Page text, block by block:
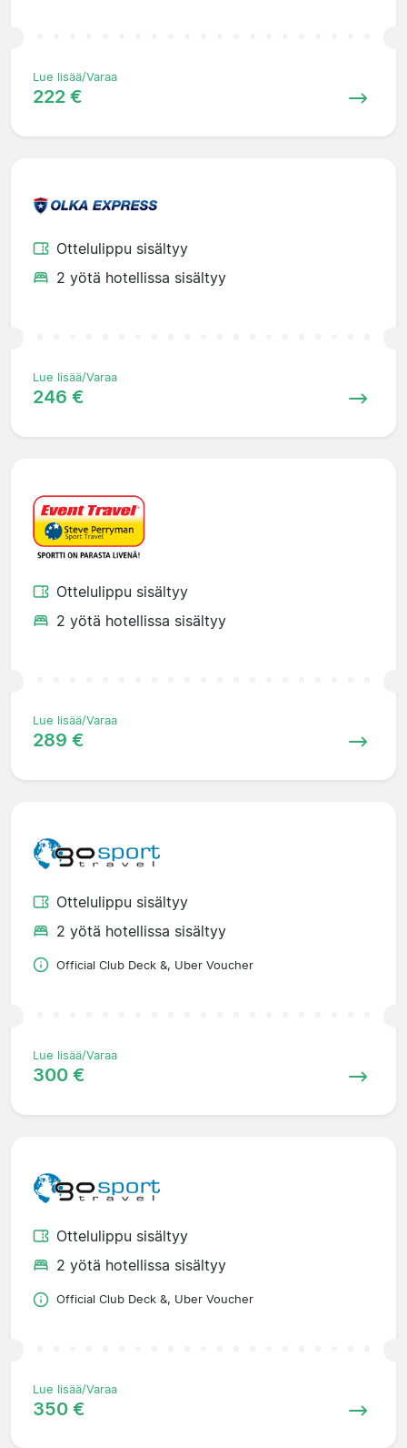
Lue lisää/Varaa
222 €
Ottelulippu sisältyy
2 yötä hotellissa sisältyy
Lue lisää/Varaa
246 €
Ottelulippu sisältyy
2 yötä hotellissa sisältyy
Lue lisää/Varaa
289 €
Ottelulippu sisältyy
2 yötä hotellissa sisältyy
Official Club Deck &, Uber Voucher
Lue lisää/Varaa
300 €
Ottelulippu sisältyy
2 yötä hotellissa sisältyy
Official Club Deck &, Uber Voucher
Lue lisää/Varaa
350 €